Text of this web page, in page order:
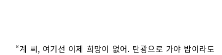
“계 씨, 여기선 이제 희망이 없어. 탄광으로 가야 밥이라도